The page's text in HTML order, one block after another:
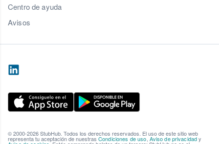
Centro de ayuda
Avisos
© 2000-2026 StubHub. Todos los derechos reservados. El uso de este sitio web
representa tu aceptación de nuestras Condiciones de uso, Aviso de privacidady